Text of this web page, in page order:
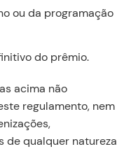
ou da programação
do prêmio.
acima não
regulamento, nem
de qualquer natureza